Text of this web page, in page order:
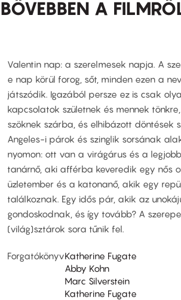
BŐVEBBEN A
Valentin nap: a szerelmesek napja. A
e nap körül forog, sőt, minden ezen a
játszódik. Igazából persze ez is csak
kapcsolatok születnek és mennek
szöknek szárba, és elhibázott döntések
Angeles-i párok és szinglik sorsának
nyomon: ott van a virágárus és a
tanárnő, aki afférba keveredik egy nős
üzletember és a katonanő, akik egy
találkoznak. Egy idős pár, akik az
gondoskodnak, és így tovább? A
(világ)sztárok sora tűnik fel.
ForgatókönyvKatherine Fugate
Abby Kohn
Marc Silverstein
Katherine Fugate